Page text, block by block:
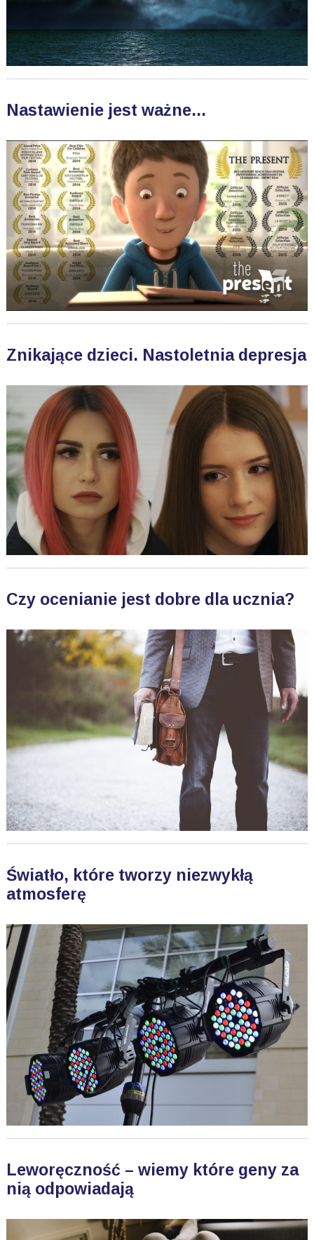
Nastawienie jest ważne...
Znikające dzieci. Nastoletnia depresja
Czy ocenianie jest dobre dla ucznia?
Światło, które tworzy niezwykłą
atmosferę
Leworęczność – wiemy które geny za
nią odpowiadają